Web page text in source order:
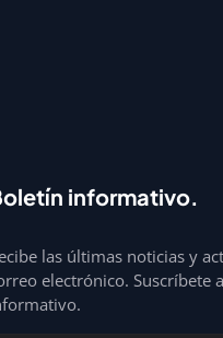
informativo.
las últimas noticias y
electrónico. Suscríbete